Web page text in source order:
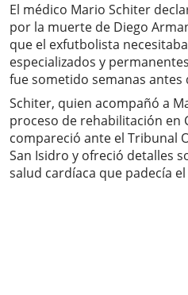
El médico Mario Schiter
por la muerte de Diego
que el exfutbolista
especializados y
fue sometido semanas antes
Schiter, quien acompañó a
proceso de rehabilitación en
compareció ante el Tribunal
San Isidro y ofreció detalles
salud cardíaca que padecía